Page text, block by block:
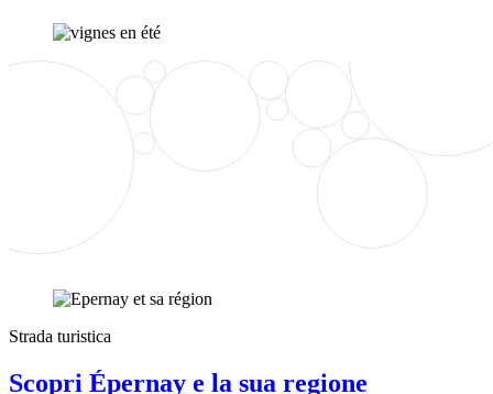
Strada turistica
Scopri Épernay e la sua regione